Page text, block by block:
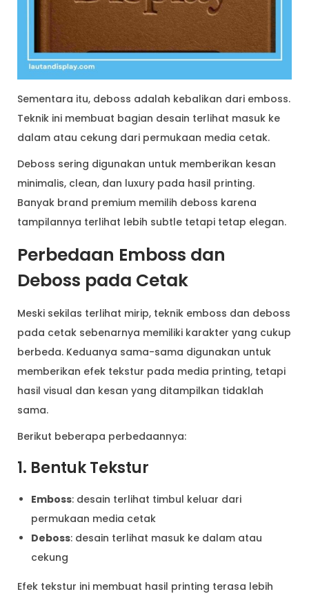
Sementara itu, deboss adalah kebalikan dari emboss.
Teknik ini membuat bagian desain terlihat masuk ke
dalam atau cekung dari permukaan media cetak.
Deboss sering digunakan untuk memberikan kesan
minimalis, clean, dan luxury pada hasil printing.
Banyak brand premium memilih deboss karena
tampilannya terlihat lebih subtle tetapi tetap elegan.
Perbedaan Emboss dan
Deboss pada Cetak
Meski sekilas terlihat mirip, teknik emboss dan deboss
pada cetak sebenarnya memiliki karakter yang cukup
berbeda. Keduanya sama-sama digunakan untuk
memberikan efek tekstur pada media printing, tetapi
hasil visual dan kesan yang ditampilkan tidaklah
sama.
Berikut beberapa perbedaannya:
1. Bentuk Tekstur
Emboss: desain terlihat timbul keluar dari
permukaan media cetak
Deboss: desain terlihat masuk ke dalam atau
cekung
Efek tekstur ini membuat hasil printing terasa lebih